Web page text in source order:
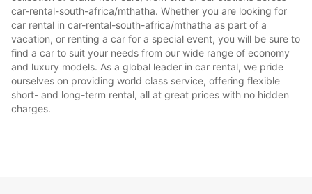
car-rental-south-africa/mthatha. Whether you are looking for
car rental in car-rental-south-africa/mthatha as part of a
vacation, or renting a car for a special event, you will be sure to
find a car to suit your needs from our wide range of economy
and luxury models. As a global leader in car rental, we pride
ourselves on providing world class service, offering flexible
short- and long-term rental, all at great prices with no hidden
charges.